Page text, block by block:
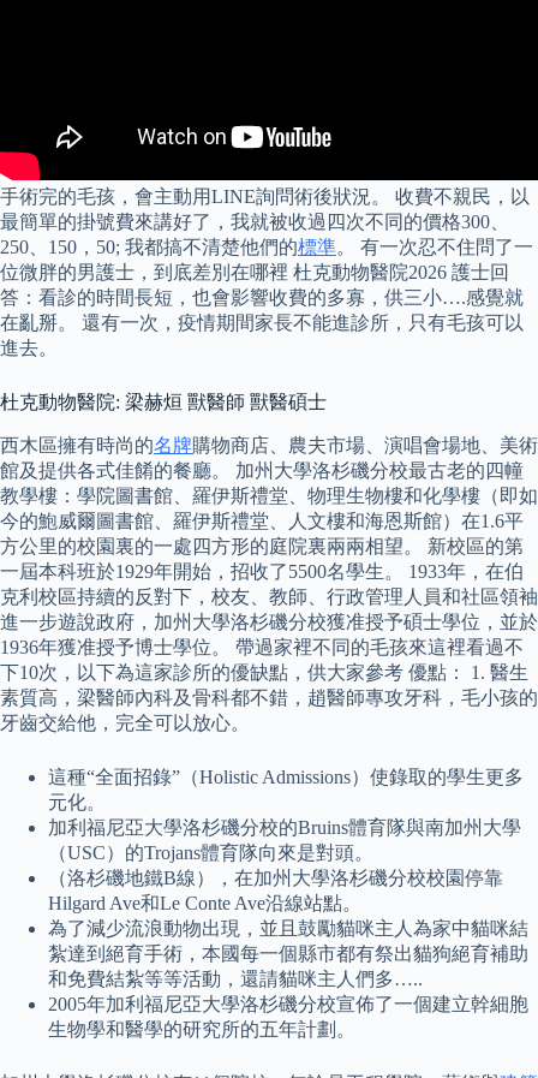
手術完的毛孩，會主動用LINE詢問術後狀況。 收費不親民，以
最簡單的掛號費來講好了，我就被收過四次不同的價格300、
250、150，50; 我都搞不清楚他們的標準。 有一次忍不住問了一
位微胖的男護士，到底差別在哪裡 杜克動物醫院2026 護士回
答：看診的時間長短，也會影響收費的多寡，供三小….感覺就
在亂掰。 還有一次，疫情期間家長不能進診所，只有毛孩可以
進去。
杜克動物醫院: 梁赫烜 獸醫師 獸醫碩士
西木區擁有時尚的名牌購物商店、農夫市場、演唱會場地、美術
館及提供各式佳餚的餐廳。 加州大學洛杉磯分校最古老的四幢
教學樓：學院圖書館、羅伊斯禮堂、物理生物樓和化學樓（即如
今的鮑威爾圖書館、羅伊斯禮堂、人文樓和海恩斯館）在1.6平
方公里的校園裏的一處四方形的庭院裏兩兩相望。 新校區的第
一屆本科班於1929年開始，招收了5500名學生。 1933年，在伯
克利校區持續的反對下，校友、教師、行政管理人員和社區領袖
進一步遊說政府，加州大學洛杉磯分校獲准授予碩士學位，並於
1936年獲准授予博士學位。 帶過家裡不同的毛孩來這裡看過不
下10次，以下為這家診所的優缺點，供大家參考 優點： 1. 醫生
素質高，梁醫師內科及骨科都不錯，趙醫師專攻牙科，毛小孩的
牙齒交給他，完全可以放心。
這種“全面招錄”（Holistic Admissions）使錄取的學生更多
元化。
加利福尼亞大學洛杉磯分校的Bruins體育隊與南加州大學
（USC）的Trojans體育隊向來是對頭。
（洛杉磯地鐵B線），在加州大學洛杉磯分校校園停靠
Hilgard Ave和Le Conte Ave沿線站點。
為了減少流浪動物出現，並且鼓勵貓咪主人為家中貓咪結
紮達到絕育手術，本國每一個縣市都有祭出貓狗絕育補助
和免費結紮等等活動，還請貓咪主人們多…..
2005年加利福尼亞大學洛杉磯分校宣佈了一個建立幹細胞
生物學和醫學的研究所的五年計劃。